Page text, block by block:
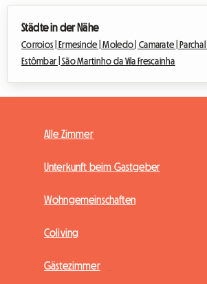
Städte in der Nähe
Corroios | Ermesinde |Moledo | Camarate | Parchal |
Estômbar |São Martinho da Vila Frescainha
Alle Zimmer
Unterkunft beim Gastgeber
Wohngemeinschaften
Coliving
Gästezimmer